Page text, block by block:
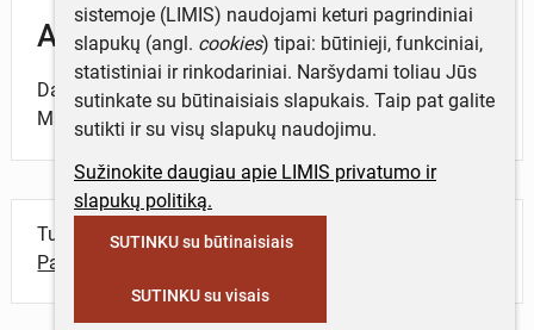
Aprašymas
Dambavos Dievo Apvaizdos bažnyčia ir Švč. Mergelės
Marijos statula (Radviliškio r.). 1999 m.
Turite daugiau informacijos apie objektą?
Parašykite mums!
sistemoje (LIMIS) naudojami keturi pagrindiniai
slapukų (angl. cookies) tipai: būtinieji, funkciniai,
statistiniai ir rinkodariniai. Naršydami toliau Jūs
sutinkate su būtinaisiais slapukais. Taip pat galite
sutikti ir su visų slapukų naudojimu.
Sužinokite daugiau apie LIMIS privatumo ir
slapukų politiką.
SUTINKU su būtinaisiais
SUTINKU su visais